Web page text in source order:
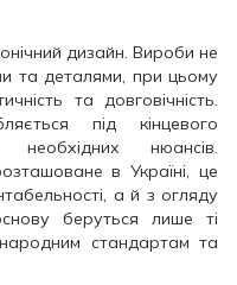
дизайн. Вироби не
та деталями, при цьому
та довговічність.
під кінцевого
нюансів.
в Україні, це
а й з огляду
беруться лише ті
стандартам та